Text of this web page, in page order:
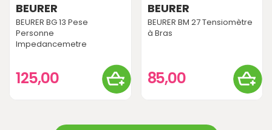
BEURER
BEURER BG 13 Pese
Personne
Impedancemetre
125,00
BEURER
BEURER BM 27 Tensiomètre
à Bras
85,00